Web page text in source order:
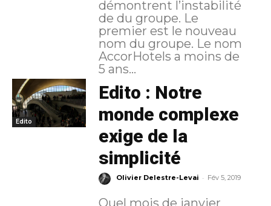
démontrent l’instabilité
de du groupe. Le
premier est le nouveau
nom du groupe. Le nom
AccorHotels a moins de
5 ans...
Edito
Edito : Notre
monde complexe
exige de la
simplicité
Olivier Delestre-Levai - Fév 5, 2019
Quel mois de janvier